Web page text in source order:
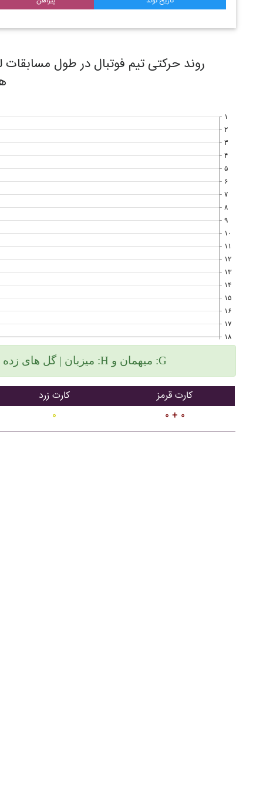
۱
۲
۳
۴
۵
۶
۷
۸
۹
۱۰
۱۱
۱۲
۱۳
۱۴
۱۵
۱۶
۱۷
۱۸
میزبان | گل های زده سمت چپ و گلهای خورده سمت راست :H میهمان و :G
کارت زرد
۰
کارت قرمز
۰ + ۰